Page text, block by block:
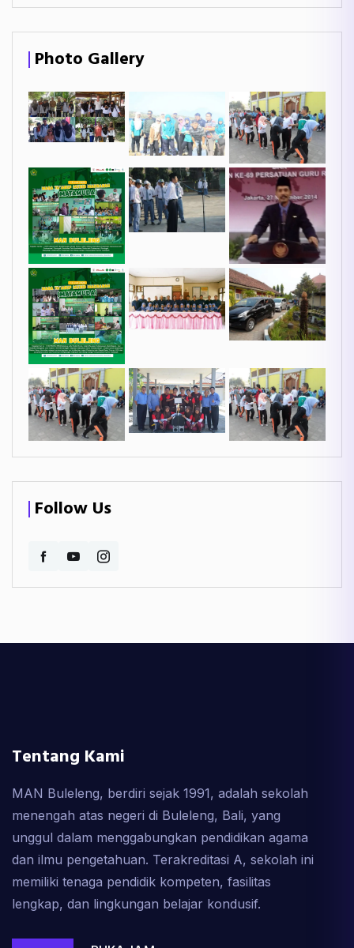
Photo Gallery
Follow Us
Tentang Kami
MAN Buleleng, berdiri sejak 1991, adalah sekolah
menengah atas negeri di Buleleng, Bali, yang
unggul dalam menggabungkan pendidikan agama
dan ilmu pengetahuan. Terakreditasi A, sekolah ini
memiliki tenaga pendidik kompeten, fasilitas
lengkap, dan lingkungan belajar kondusif.